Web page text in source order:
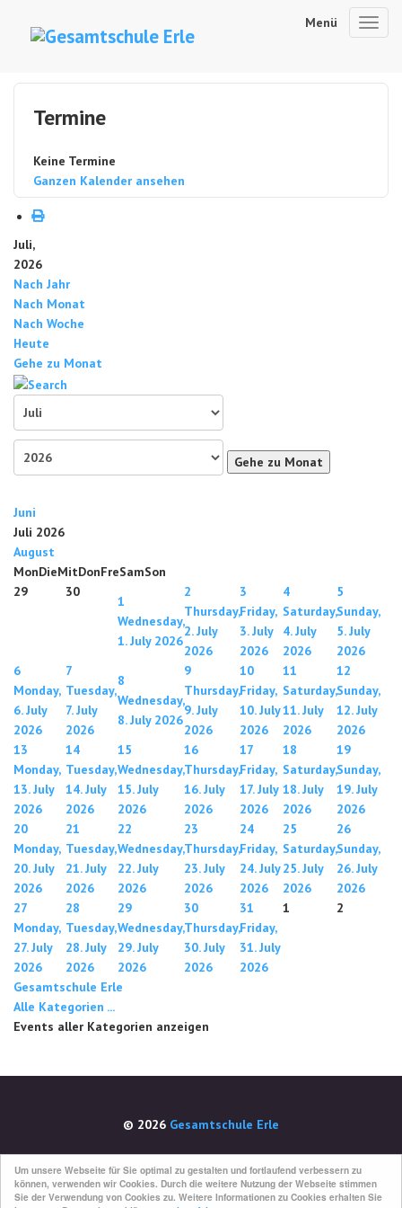
Um unsere Webseite für Sie optimal zu gestalten und fortlaufend verbessern zu
können, verwenden wir Cookies. Durch die weitere Nutzung der Webseite stimmen
Sie der Verwendung von Cookies zu. Weitere Informationen zu Cookies erhalten Sie
Menü
Termine
Keine Termine
Ganzen Kalender ansehen
Juli,
2026
Nach Jahr
Nach Monat
Nach Woche
Heute
Gehe zu Monat
Gehe zu Monat
Juni
Juli 2026
August
MonDieMitDonFreSamSon
29
30
1
Wednesday,
1. July 2026
2
Thursday,
2. July
2026
3
Friday,
3. July
2026
4
Saturday,
4. July
2026
5
Sunday,
5. July
2026
6
Monday,
6. July
2026
7
Tuesday,
7. July
2026
8
Wednesday,
8. July 2026
9
Thursday,
9. July
2026
10
Friday,
10. July
2026
11
Saturday,
11. July
2026
12
Sunday,
12. July
2026
13
Monday,
13. July
2026
14
Tuesday,
14. July
2026
15
Wednesday,
15. July
2026
16
Thursday,
16. July
2026
17
Friday,
17. July
2026
18
Saturday,
18. July
2026
19
Sunday,
19. July
2026
20
Monday,
20. July
2026
21
Tuesday,
21. July
2026
22
Wednesday,
22. July
2026
23
Thursday,
23. July
2026
24
Friday,
24. July
2026
25
Saturday,
25. July
2026
26
Sunday,
26. July
2026
27
Monday,
27. July
2026
28
Tuesday,
28. July
2026
29
Wednesday,
29. July
2026
30
Thursday,
30. July
2026
31
Friday,
31. July
2026
1 2
Gesamtschule Erle
Alle Kategorien ...
Events aller Kategorien anzeigen
© 2026 Gesamtschule Erle
Impressum